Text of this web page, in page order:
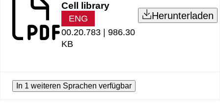
Cell library
ENG
00.20.783 | 986.30
KB
Herunterladen
In 1 weiteren Sprachen verfügbar